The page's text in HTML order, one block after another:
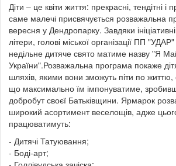
Діти – це квіти життя: прекрасні, тендітні і
саме малечі присвячується розважальна
вересня у Дендропарку. Завдяки
літери, голові міської організації ПП
недільне дитяче свято матиме назву "Я
України".Розважальна програма покаже
шляхів, якими вони зможуть піти по
що максимально їм імпонуватиме,
добробут своєї Батьківщини. Ярмарок
широкий асортимент веселощів, адже
працюватимуть:
- Дитячі Татуювання;
- Боді-арт;